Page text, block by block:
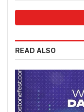
READ ALSO